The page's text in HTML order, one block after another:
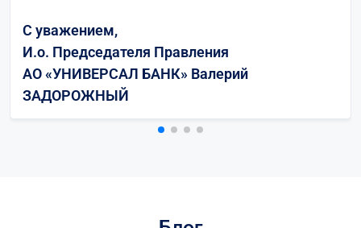
являются нашими клиентами и преданными
пользователями нашего мобильного
приложения monobank. Обеспечение
бесперебойного доступа наших клиентов к
своим средствам всегда было для нас
С уважением,
И.о. Председателя Правления
АО «УНИВЕРСАЛ БАНК» Валерий
ЗАДОРОЖНЫЙ